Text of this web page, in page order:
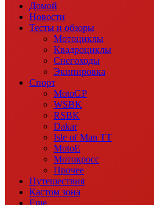
Домой
Новости
Тесты и обзоры
Мотоциклы
Квадроциклы
Снегоходы
Экипировка
Спорт
MotoGP
WSBK
RSBK
Dakar
Isle of Man TT
MotoE
Мотокросс
Прочее
Путешествия
Кастом зона
Еще